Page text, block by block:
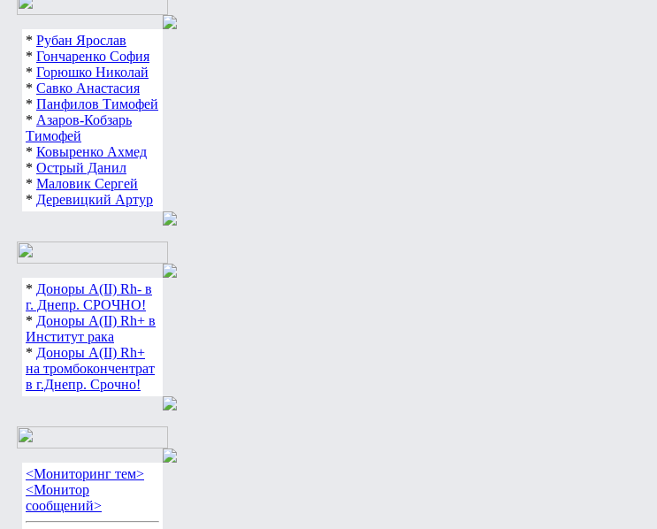
* Рубан Ярослав
* Гончаренко София
* Горюшко Николай
* Савко Анастасия
* Панфилов Тимофей
* Азаров-Кобзарь
Тимофей
* Ковыренко Ахмед
* Острый Данил
* Маловик Сергей
* Деревицкий Артур
* Доноры А(ІІ) Rh- в
г. Днепр. СРОЧНО!
* Доноры А(ІІ) Rh+ в
Институт рака
* Доноры А(ІІ) Rh+
на тромбокончентрат
в г.Днепр. Срочно!
<Мониторинг тем>
<Монитор
сообщений>